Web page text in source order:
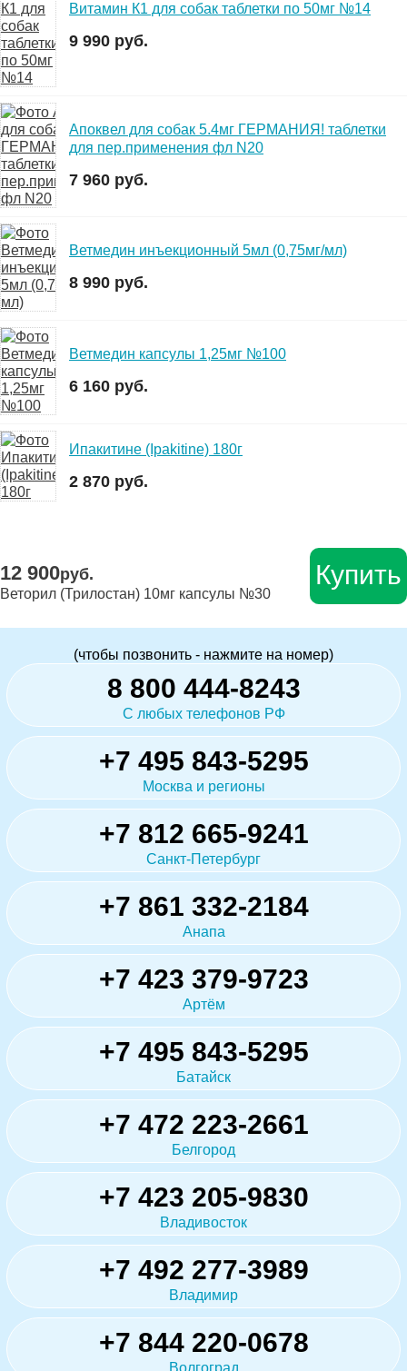
Витамин К1 для собак таблетки по 50мг №14
9 990 руб.
Апоквел для собак 5.4мг ГЕРМАНИЯ! таблетки
для пер.применения фл N20
7 960 руб.
Ветмедин инъекционный 5мл (0,75мг/мл)
8 990 руб.
Ветмедин капсулы 1,25мг №100
6 160 руб.
Ипакитине (Ipakitine) 180г
2 870 руб.
12 900руб.
Веторил (Трилостан) 10мг капсулы №30
Купить
(чтобы позвонить - нажмите на номер)
8 800 444-8243
С любых телефонов РФ
+7 495 843-5295
Москва и регионы
+7 812 665-9241
Санкт-Петербург
+7 861 332-2184
Анапа
+7 423 379-9723
Артём
+7 495 843-5295
Батайск
+7 472 223-2661
Белгород
+7 423 205-9830
Владивосток
+7 492 277-3989
Владимир
+7 844 220-0678
Волгоград